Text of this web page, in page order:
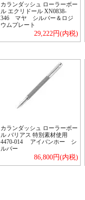
カランダッシュ ローラーボー
ル エクリドール XN0838-
346 マヤ シルバー＆ロジ
ウムプレート
29,222円(内税)
カランダッシュ ローラーボー
ル バリアス 特別素材使用
4470-014 アイバンホー シ
ルバー
86,800円(内税)